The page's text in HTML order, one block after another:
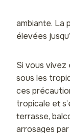
ambiante. La
élevées
Si vous vivez
sous les
ces
tropicale et
terrasse,
arrosages